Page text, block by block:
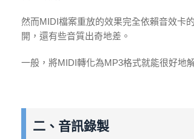
然而MIDI檔案重放的效果完全依賴音效卡
開，還有些音質出奇地差。
一般，將MIDI轉化為MP3格式就能很好地
二、音訊錄製